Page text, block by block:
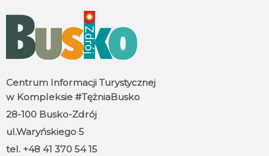
Centrum Informacji Turystycznej
w Kompleksie #TężniaBusko
28-100 Busko-Zdrój
ul.Waryńskiego 5
tel. +48 41 370 54 15